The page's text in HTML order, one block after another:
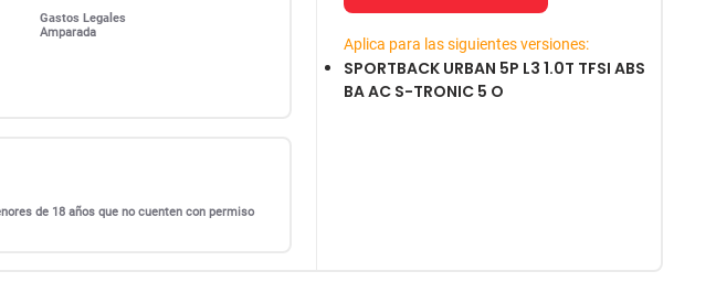
Gastos Legales
Amparada
de 18 años que no cuenten con permiso
Aplica para las siguientes versiones:
SPORTBACK URBAN 5P L3 1.0T TFSI ABS
BA AC S-TRONIC 5 O